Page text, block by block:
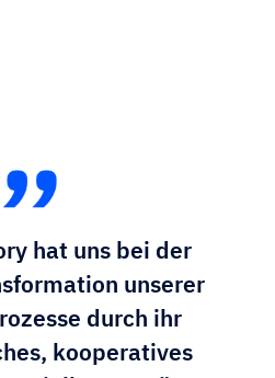
hat uns bei der
unserer
durch ihr
kooperatives